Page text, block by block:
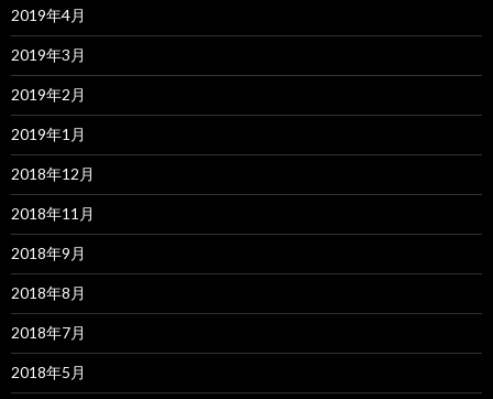
2019年4月
2019年3月
2019年2月
2019年1月
2018年12月
2018年11月
2018年9月
2018年8月
2018年7月
2018年5月